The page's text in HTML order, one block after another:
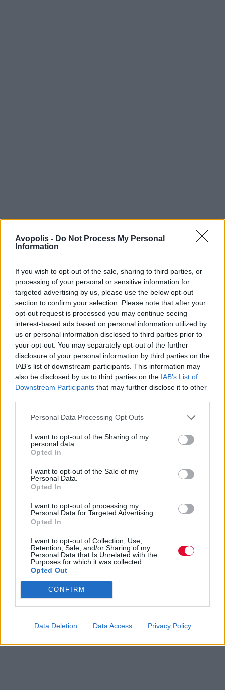
Avopolis - Do Not Process My Personal
Information
If you wish to opt-out of the sale, sharing to third parties, or
processing of your personal or sensitive information for
targeted advertising by us, please use the below opt-out
section to confirm your selection. Please note that after your
opt-out request is processed you may continue seeing
interest-based ads based on personal information utilized by
us or personal information disclosed to third parties prior to
your opt-out. You may separately opt-out of the further
disclosure of your personal information by third parties on the
IAB’s list of downstream participants. This information may
also be disclosed by us to third parties on the IAB’s List of
Downstream Participants that may further disclose it to other
Personal Data Processing Opt Outs
I want to opt-out of the Sharing of my
personal data.
Opted In
I want to opt-out of the Sale of my
Personal Data.
Opted In
I want to opt-out of processing my
Personal Data for Targeted Advertising.
Opted In
I want to opt-out of Collection, Use,
Retention, Sale, and/or Sharing of my
Personal Data that Is Unrelated with the
Purposes for which it was collected.
Opted Out
CONFIRM
Data Deletion Data Access Privacy Policy